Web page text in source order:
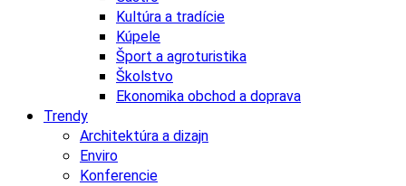
Kultúra a tradície
Kúpele
Šport a agroturistika
Školstvo
Ekonomika obchod a doprava
Trendy
Architektúra a dizajn
Enviro
Konferencie